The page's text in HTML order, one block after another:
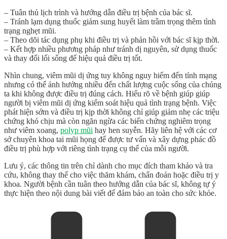
– Tuân thủ lịch trình và hướng dẫn điều trị bệnh của bác sĩ.
– Tránh lạm dụng thuốc giảm sung huyết làm trầm trọng thêm tình
trạng nghẹt mũi.
– Theo dõi tác dụng phụ khi điều trị và phản hồi với bác sĩ kịp thời.
– Kết hợp nhiều phương pháp như tránh dị nguyên, sử dụng thuốc
và thay đổi lối sống để hiệu quả điều trị tốt.
Nhìn chung, viêm mũi dị ứng tuy không nguy hiểm đến tính mạng
nhưng có thể ảnh hưởng nhiều đến chất lượng cuộc sống của chúng
ta khi không được điều trị đúng cách. Hiểu rõ về bệnh giúp giúp
người bị viêm mũi dị ứng kiểm soát hiệu quả tình trạng bệnh. Việc
phát hiện sớm và điều trị kịp thời không chỉ giúp giảm nhẹ các triệu
chứng khó chịu mà còn ngăn ngừa các biến chứng nghiêm trọng
như viêm xoang, polyp mũi hay hen suyễn. Hãy liên hệ với các cơ
sở chuyên khoa tai mũi họng để được tư vấn và xây dựng phác đồ
điều trị phù hợp với riêng tình trạng cụ thể của mỗi người.
Lưu ý, các thông tin trên chỉ dành cho mục đích tham khảo và tra
cứu, không thay thế cho việc thăm khám, chẩn đoán hoặc điều trị y
khoa. Người bệnh cần tuân theo hướng dẫn của bác sĩ, không tự ý
thực hiện theo nội dung bài viết để đảm bảo an toàn cho sức khỏe.